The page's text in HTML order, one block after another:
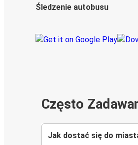
Śledzenie autobusu
Często
Jak dostać się do